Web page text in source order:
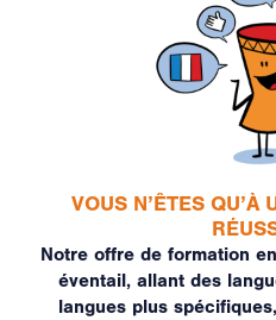
VOUS N’ÊTES QU’À
Notre offre de formation
éventail, allant des
langues plus